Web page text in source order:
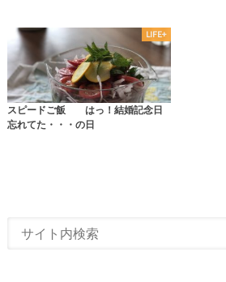
LIFE+
スピードご飯 はっ！結婚記念日
忘れてた・・・の日